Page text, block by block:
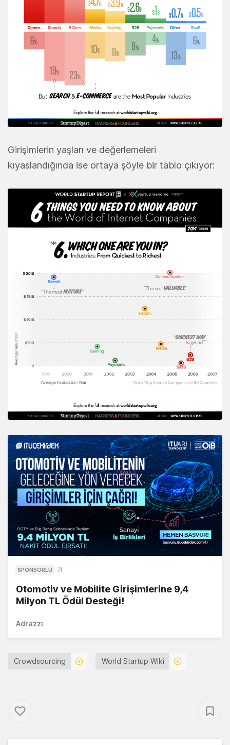
Girişimlerin yaşları ve değerlemeleri
kıyaslandığında ise ortaya şöyle bir tablo çıkıyor:
SPONSORLU
Otomotiv ve Mobilite Girişimlerine 9,4
Milyon TL Ödül Desteği!
Adrazzi
Crowdsourcing World Startup Wiki